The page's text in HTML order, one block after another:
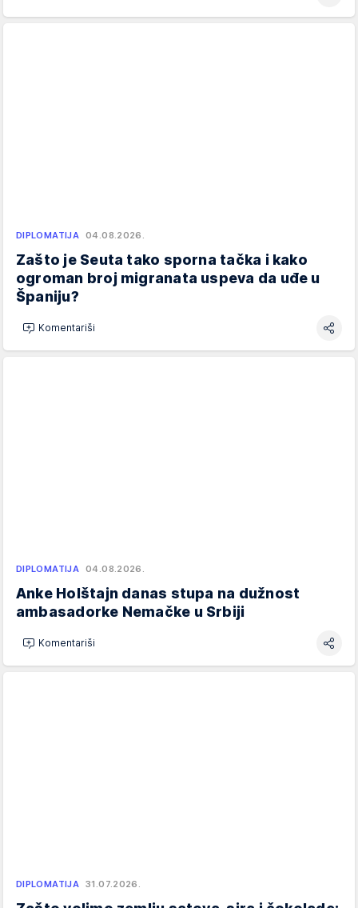
DIPLOMATIJA 04.08.2026.
Zašto je Seuta tako sporna tačka i kako
ogroman broj migranata uspeva da uđe u
Španiju?
Komentariši
DIPLOMATIJA 04.08.2026.
Anke Holštajn danas stupa na dužnost
ambasadorke Nemačke u Srbiji
Komentariši
DIPLOMATIJA 31.07.2026.